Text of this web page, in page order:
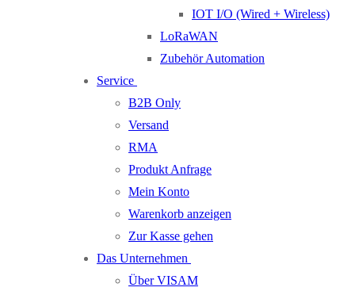
IOT I/O (Wired + Wireless)
LoRaWAN
Zubehör Automation
Service
B2B Only
Versand
RMA
Produkt Anfrage
Mein Konto
Warenkorb anzeigen
Zur Kasse gehen
Das Unternehmen
Über VISAM